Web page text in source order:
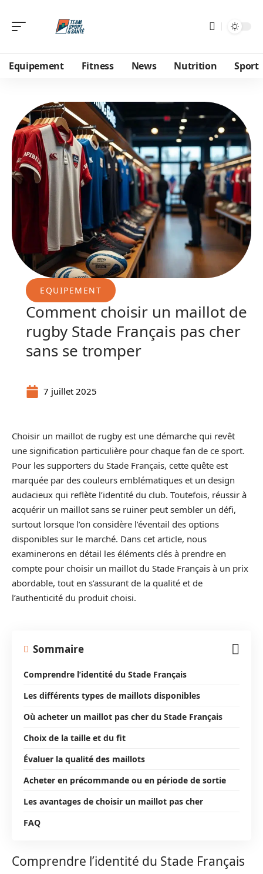
Equipement Fitness News Nutrition Sport
EQUIPEMENT
Comment choisir un maillot de
rugby Stade Français pas cher
sans se tromper
7 juillet 2025
Choisir un maillot de rugby est une démarche qui revêt
une signification particulière pour chaque fan de ce sport.
Pour les supporters du Stade Français, cette quête est
marquée par des couleurs emblématiques et un design
audacieux qui reflète l’identité du club. Toutefois, réussir à
acquérir un maillot sans se ruiner peut sembler un défi,
surtout lorsque l’on considère l’éventail des options
disponibles sur le marché. Dans cet article, nous
examinerons en détail les éléments clés à prendre en
compte pour choisir un maillot du Stade Français à un prix
abordable, tout en s’assurant de la qualité et de
l’authenticité du produit choisi.
Sommaire
Comprendre l’identité du Stade Français
Les différents types de maillots disponibles
Où acheter un maillot pas cher du Stade Français
Choix de la taille et du fit
Évaluer la qualité des maillots
Acheter en précommande ou en période de sortie
Les avantages de choisir un maillot pas cher
FAQ
Comprendre l’identité du Stade Français